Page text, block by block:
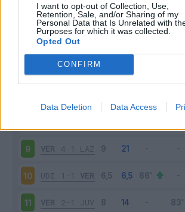
I want to opt-out of Collection, Use,
Retention, Sale, and/or Sharing of my
Personal Data that Is Unrelated with
Purposes for which it was collected.
Opted Out
CONFIRM
Data Deletion Data Access
VER 3-2 ROM
SAL 2-2
3-3 VER
9 VER 4-1 LAZ
10 UDI 1-1 VER
11 VER 2-1 JUV